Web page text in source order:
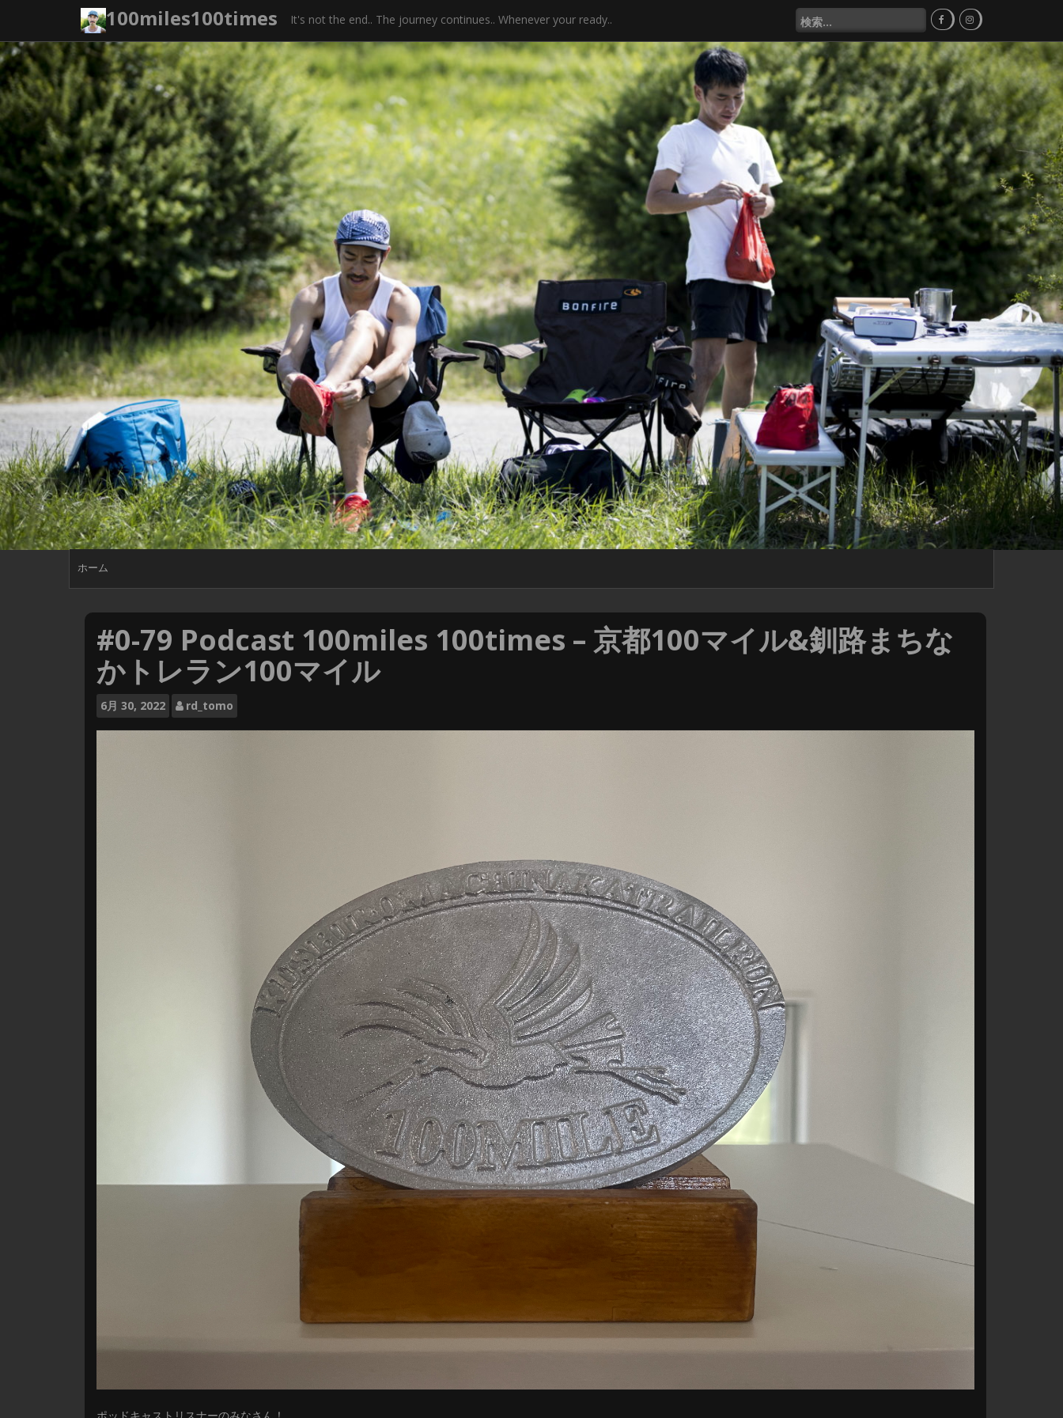
テ
ン
ツ
へ
ス
キ
ッ
100miles100times It's not the end.. The journey continues.. Whenever your ready..
検
索
:
ホーム
#0-79 Podcast 100miles 100times – 京都100マイル&釧路まちな
かトレラン100マイル
6月 30, 2022 rd_tomo
ポッドキャストリスナーのみなさん！